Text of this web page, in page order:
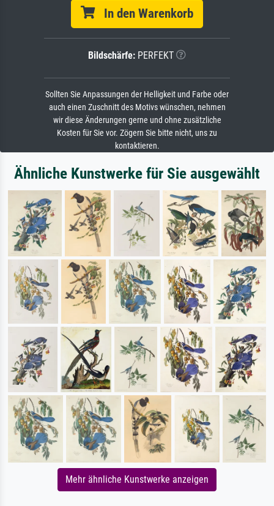
In den Warenkorb
Bildschärfe: PERFEKT
Sollten Sie Anpassungen der Helligkeit und Farbe oder
auch einen Zuschnitt des Motivs wünschen, nehmen
wir diese Änderungen gerne und ohne zusätzliche
Kosten für Sie vor. Zögern Sie bitte nicht, uns zu
kontaktieren.
Ähnliche Kunstwerke für Sie ausgewählt
Mehr ähnliche Kunstwerke anzeigen